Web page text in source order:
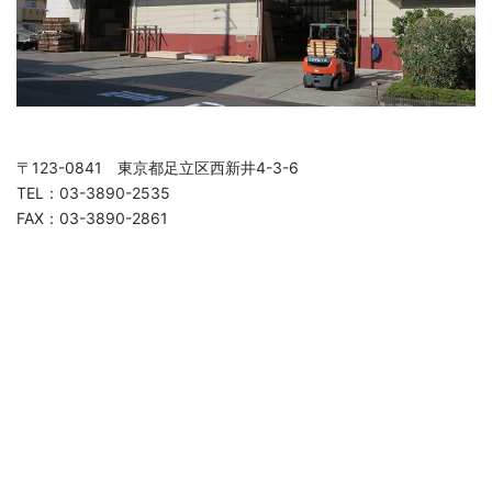
〒123-0841 東京都足立区西新井4-3-6
TEL：03-3890-2535
FAX：03-3890-2861